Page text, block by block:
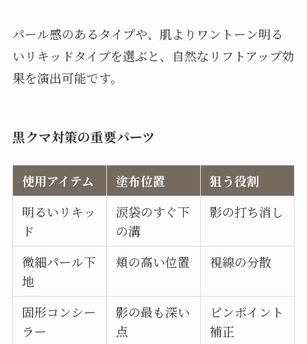
パール感のあるタイプや、肌よりワントーン明る
いリキッドタイプを選ぶと、自然なリフトアップ効
果を演出可能です。
黒クマ対策の重要パーツ
使用アイテム 塗布位置
狙う役割
明るいリキッ
ド
涙袋のすぐ下
の溝
影の打ち消し
微細パール下
地
頬の高い位置 視線の分散
固形コンシー
ラー
影の最も深い
点
ピンポイント
補正